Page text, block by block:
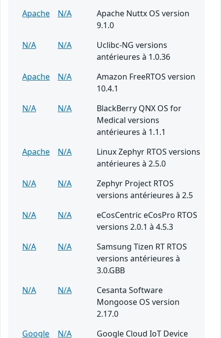
Apache
N/A
Apache Nuttx OS version
9.1.0
N/A
N/A
Uclibc-NG versions
antérieures à 1.0.36
Apache
N/A
Amazon FreeRTOS version
10.4.1
N/A
N/A
BlackBerry QNX OS for
Medical versions
antérieures à 1.1.1
Apache
N/A
Linux Zephyr RTOS versions
antérieures à 2.5.0
N/A
N/A
Zephyr Project RTOS
versions antérieures à 2.5
N/A
N/A
eCosCentric eCosPro RTOS
versions 2.0.1 à 4.5.3
N/A
N/A
Samsung Tizen RT RTOS
versions antérieures à
3.0.GBB
N/A
N/A
Cesanta Software
Mongoose OS version
2.17.0
Google
N/A
Google Cloud IoT Device